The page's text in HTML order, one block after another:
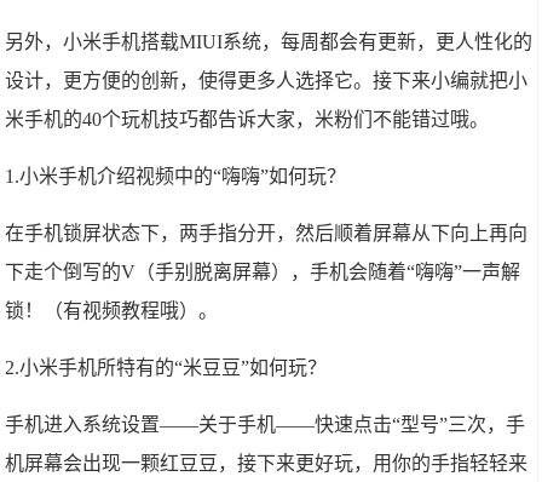
另外，小米手机搭载MIUI系统，每周都会有更新，更人性化的
设计，更方便的创新，使得更多人选择它。接下来小编就把小
米手机的40个玩机技巧都告诉大家，米粉们不能错过哦。
1.小米手机介绍视频中的“嗨嗨”如何玩？
在手机锁屏状态下，两手指分开，然后顺着屏幕从下向上再向
下走个倒写的V（手别脱离屏幕），手机会随着“嗨嗨”一声解
锁！（有视频教程哦）。
2.小米手机所特有的“米豆豆”如何玩？
手机进入系统设置——关于手机——快速点击“型号”三次，手
机屏幕会出现一颗红豆豆，接下来更好玩，用你的手指轻轻来